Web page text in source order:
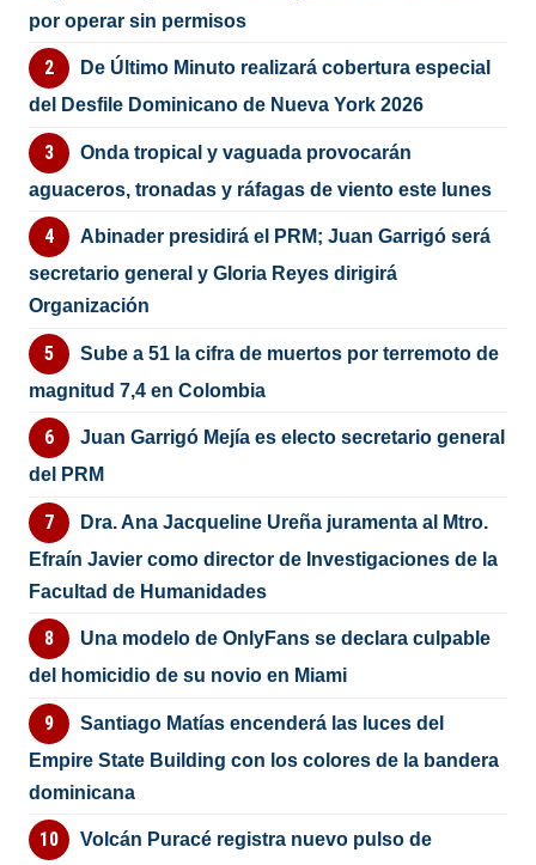
por operar sin permisos
De Último Minuto realizará cobertura especial
del Desfile Dominicano de Nueva York 2026
Onda tropical y vaguada provocarán
aguaceros, tronadas y ráfagas de viento este lunes
Abinader presidirá el PRM; Juan Garrigó será
secretario general y Gloria Reyes dirigirá
Organización
Sube a 51 la cifra de muertos por terremoto de
magnitud 7,4 en Colombia
Juan Garrigó Mejía es electo secretario general
del PRM
Dra. Ana Jacqueline Ureña juramenta al Mtro.
Efraín Javier como director de Investigaciones de la
Facultad de Humanidades
Una modelo de OnlyFans se declara culpable
del homicidio de su novio en Miami
Santiago Matías encenderá las luces del
Empire State Building con los colores de la bandera
dominicana
Volcán Puracé registra nuevo pulso de